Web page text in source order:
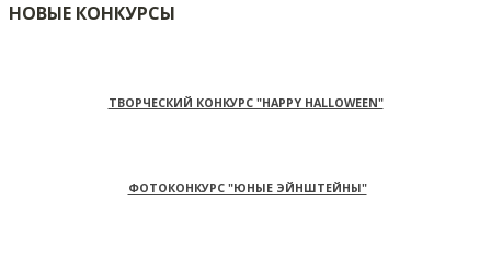
НОВЫЕ КОНКУРСЫ
ТВОРЧЕСКИЙ КОНКУРС "HAPPY HALLOWEEN"
ФОТОКОНКУРС "ЮНЫЕ ЭЙНШТЕЙНЫ"